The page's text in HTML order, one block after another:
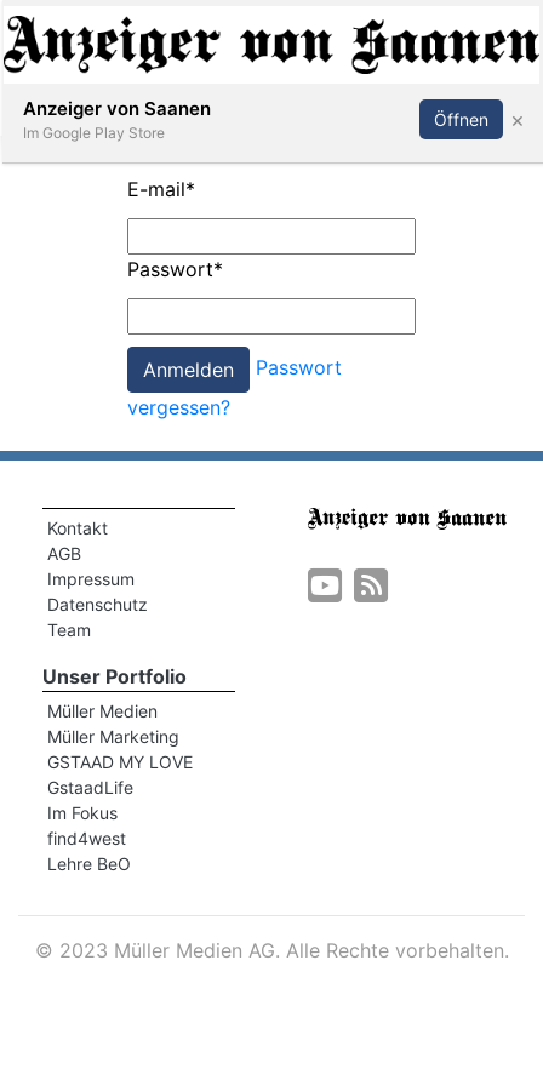
Abonnieren Anmelden
E-mail*
Passwort*
Passwort
vergessen?
Kontakt
AGB
Impressum
Datenschutz
Team
Unser Portfolio
Müller Medien
Müller Marketing
GSTAAD MY LOVE
GstaadLife
Im Fokus
find4west
Lehre BeO
© 2023 Müller Medien AG. Alle Rechte vorbehalten.
Anzeiger von Saanen
Im Google Play Store
Öffnen ×